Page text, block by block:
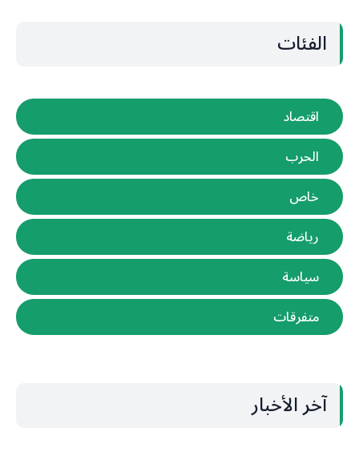
الفئات
اقتصاد
الحرب
خاص
رياضة
سياسة
متفرقات
آخر الأخبار